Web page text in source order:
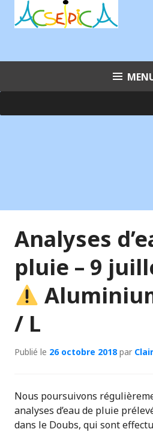
Analyses
pluie – 9
/ L
Publié le 26 octobre 2018par
Nous poursuivons
analyses d’eau de pluie
dans le Doubs, qui sont